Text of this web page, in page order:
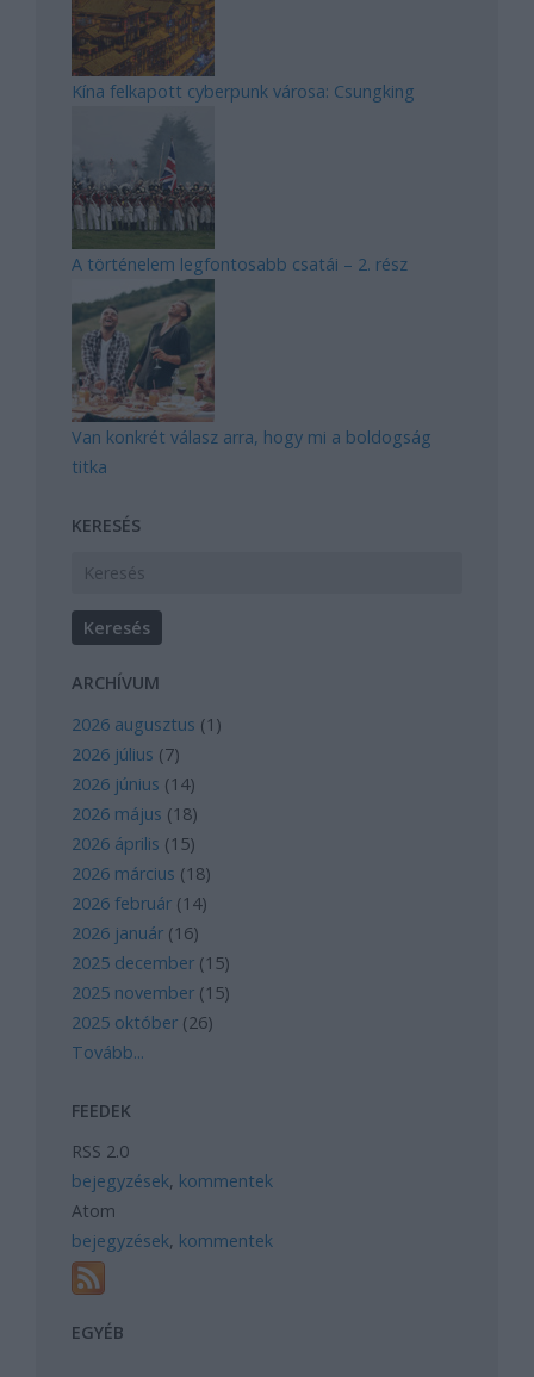
Kína felkapott cyberpunk városa: Csungking
A történelem legfontosabb csatái – 2. rész
Van konkrét válasz arra, hogy mi a boldogság
titka
KERESÉS
ARCHÍVUM
2026 augusztus (1 )
2026 július (7)
2026 június (14)
2026 május (18)
2026 április (15)
2026 március (18)
2026 február (14)
2026 január (16)
2025 december (15)
2025 november (15)
2025 október (26)
Tovább...
FEEDEK
RSS 2.0
bejegyzések, kommentek
Atom
bejegyzések, kommentek
EGYÉB